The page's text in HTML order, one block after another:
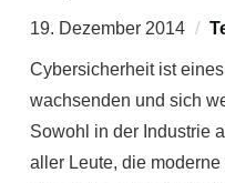
19. Dezember 2014
Cybersicherheit ist
wachsenden und sich
Sowohl in der Industrie
aller Leute, die